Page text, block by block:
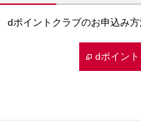
dポイントクラブのお申込み
dポイン